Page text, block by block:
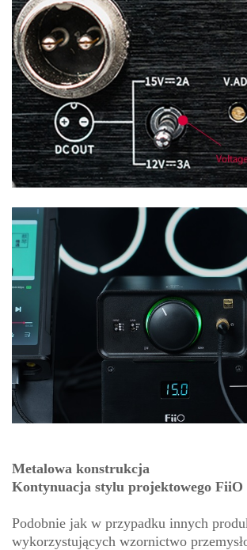
Metalowa konstrukcja
Kontynuacja stylu projektowego FiiO
Podobnie jak w przypadku innych
wykorzystujących wzornictwo